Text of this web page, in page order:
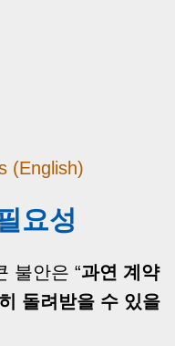
(English)
요성
불안은 “과연 계약
돌려받을 수 있을